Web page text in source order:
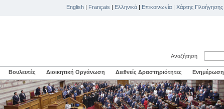
English | Français | Ελληνικά | Επικοινωνία | Χάρτης Πλοήγησης
Αναζήτηση
Βουλευτές Διοικητική Οργάνωση Διεθνείς Δραστηριότητες Ενημέρωση